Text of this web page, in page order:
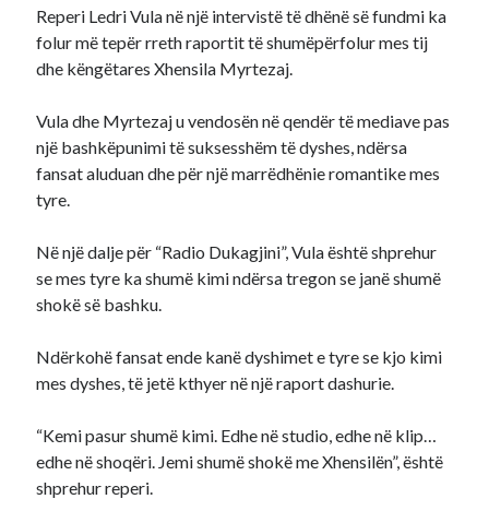
Reperi Ledri Vula në një intervistë të dhënë së fundmi ka
folur më tepër rreth raportit të shumëpërfolur mes tij
dhe këngëtares Xhensila Myrtezaj.
Vula dhe Myrtezaj u vendosën në qendër të mediave pas
një bashkëpunimi të suksesshëm të dyshes, ndërsa
fansat aluduan dhe për një marrëdhënie romantike mes
tyre.
Në një dalje për “Radio Dukagjini”, Vula është shprehur
se mes tyre ka shumë kimi ndërsa tregon se janë shumë
shokë së bashku.
Ndërkohë fansat ende kanë dyshimet e tyre se kjo kimi
mes dyshes, të jetë kthyer në një raport dashurie.
“Kemi pasur shumë kimi. Edhe në studio, edhe në klip…
edhe në shoqëri. Jemi shumë shokë me Xhensilën”, është
shprehur reperi.